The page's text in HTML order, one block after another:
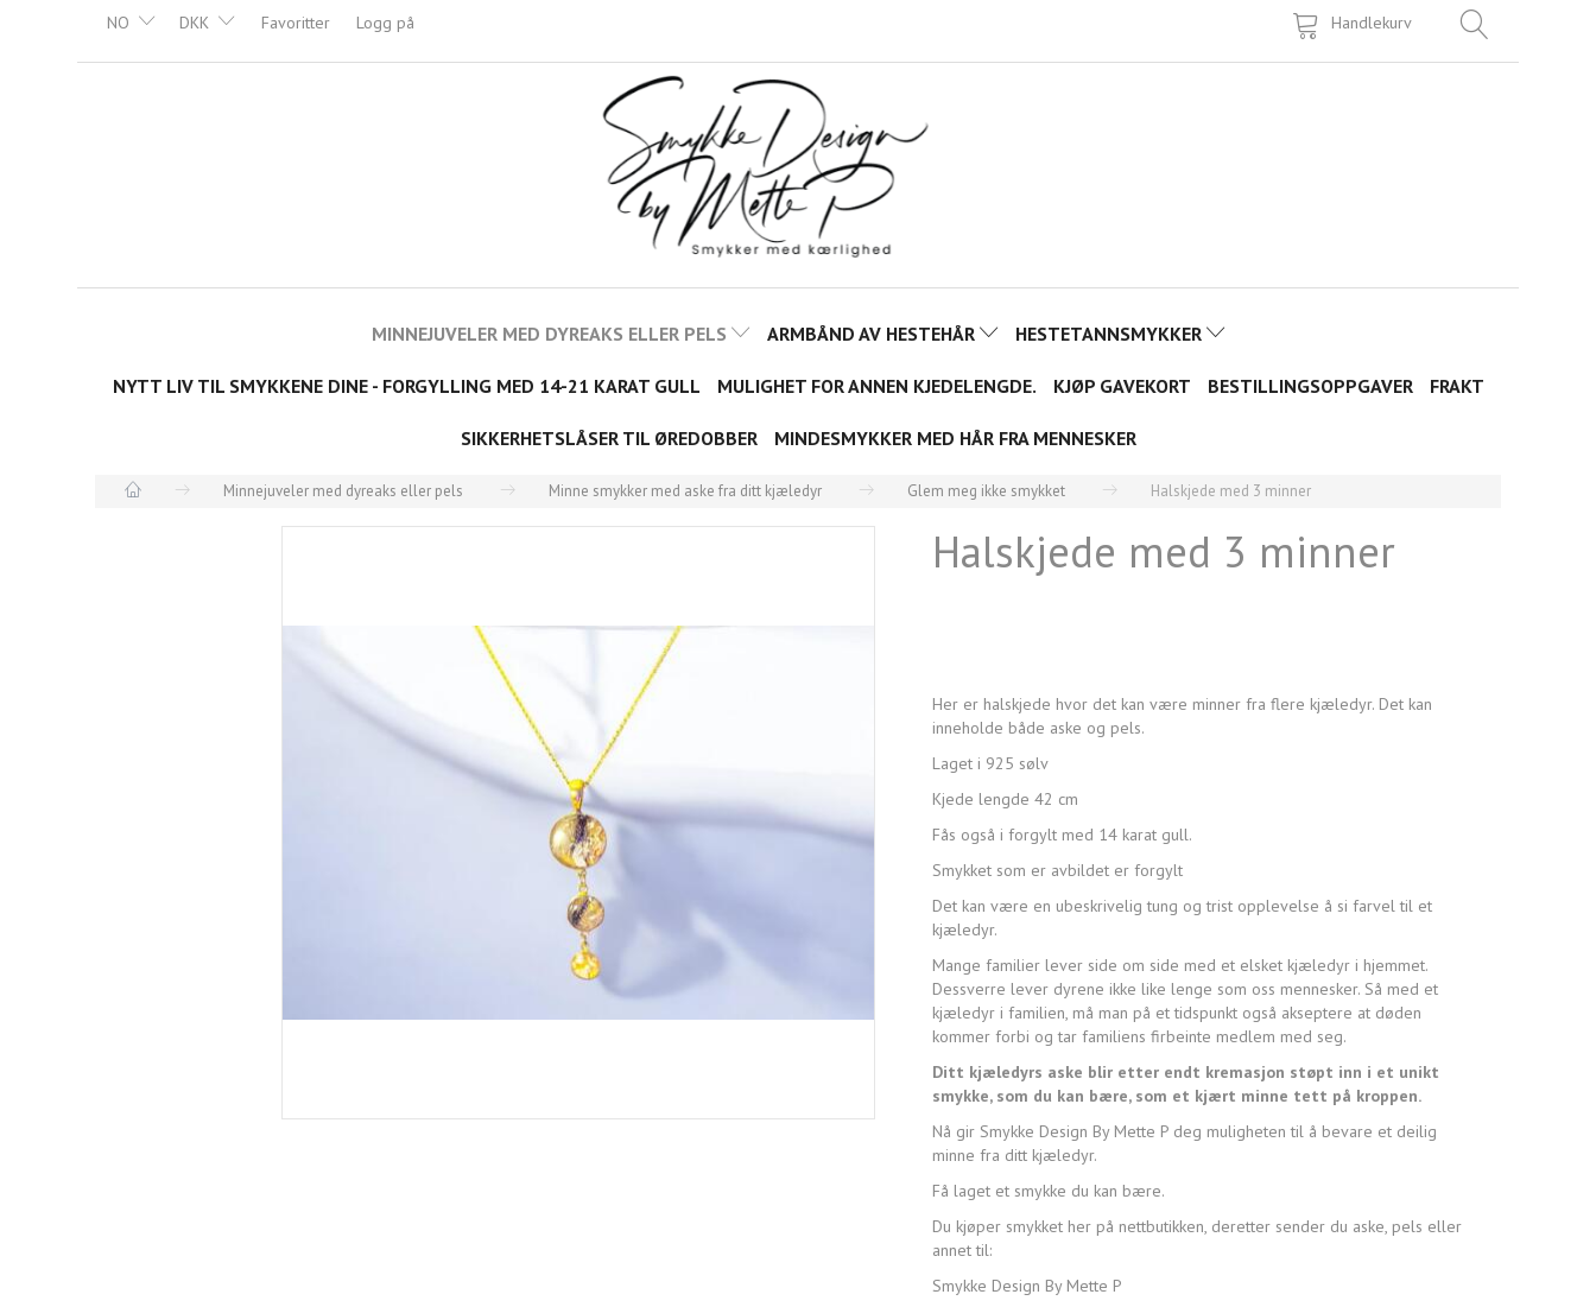
NO DKK Handlekurv
Favoritter Logg på
MINNEJUVELER MED DYREAKS ELLER PELS ARMBÅND AV HESTEHÅR HESTETANNSMYKKER
NYTT LIV TIL SMYKKENE DINE - FORGYLLING MED 14-21 KARAT GULL MULIGHET FOR ANNEN KJEDELENGDE. KJØP GAVEKORT BESTILLINGSOPPGAVER FRAKT
SIKKERHETSLÅSER TIL ØREDOBBER MINDESMYKKER MED HÅR FRA MENNESKER
Minnejuveler med dyreaks eller pels Minne smykker med aske fra ditt kjæledyr Glem meg ikke smykket Halskjede med 3 minner
Halskjede med 3 minner
Her er halskjede hvor det kan være minner fra flere kjæledyr. Det kan
inneholde både aske og pels.
Laget i 925 sølv
Kjede lengde 42 cm
Fås også i forgylt med 14 karat gull.
Smykket som er avbildet er forgylt
Det kan være en ubeskrivelig tung og trist opplevelse å si farvel til et
kjæledyr.
Mange familier lever side om side med et elsket kjæledyr i hjemmet.
Dessverre lever dyrene ikke like lenge som oss mennesker. Så med et
kjæledyr i familien, må man på et tidspunkt også akseptere at døden
kommer forbi og tar familiens firbeinte medlem med seg.
Ditt kjæledyrs aske blir etter endt kremasjon støpt inn i et unikt
smykke, som du kan bære, som et kjært minne tett på kroppen.
Nå gir Smykke Design By Mette P deg muligheten til å bevare et deilig
minne fra ditt kjæledyr.
Få laget et smykke du kan bære.
Du kjøper smykket her på nettbutikken, deretter sender du aske, pels eller
annet til:
Smykke Design By Mette P